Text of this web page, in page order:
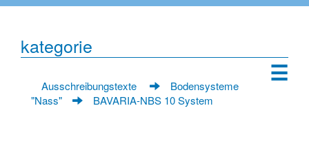
kategorie
☰
Ausschreibungstexte
Bodensysteme
"Nass"
BAVARIA-NBS 10 System